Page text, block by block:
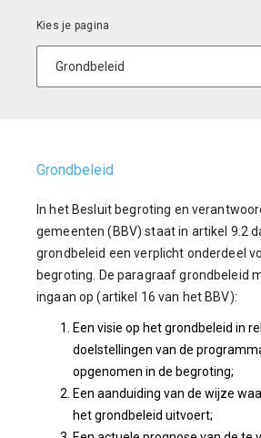
Grondbeleid
In het Besluit begroting en
gemeenten (BBV) staat in artikel 9.2
grondbeleid een verplicht onderdeel
begroting. De paragraaf grondbeleid
ingaan op (artikel 16 van het BBV):
Een visie op het grondbeleid in
doelstellingen van de
opgenomen in de begroting;
Een aanduiding van de wijze
het grondbeleid uitvoert;